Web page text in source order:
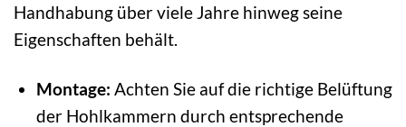
Handhabung über viele Jahre hinweg seine
Eigenschaften behält.
Montage: Achten Sie auf die richtige Belüftung
der Hohlkammern durch entsprechende